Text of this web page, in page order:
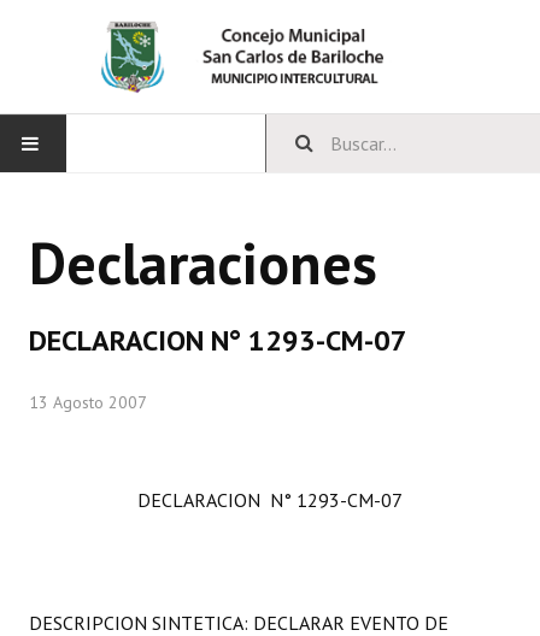
CONCEJO
Comisiones Permanentes
LEGISLACIÓN
Declaraciones
DECLARACION N° 1293-CM-07
13 Agosto 2007
DECLARACION N° 1293-CM-07
DESCRIPCION SINTETICA: DECLARAR EVENTO DE